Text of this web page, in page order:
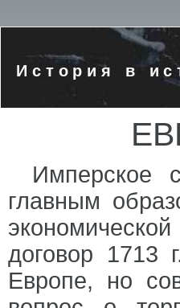
История в
Имперское
главным
договор 1713
Европе, но